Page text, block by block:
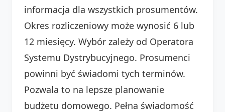
informacja dla wszystkich prosumentów.
Okres rozliczeniowy może wynosić 6 lub
12 miesięcy. Wybór zależy od Operatora
Systemu Dystrybucyjnego. Prosumenci
powinni być świadomi tych terminów.
Pozwala to na lepsze planowanie
budżetu domowego. Pełna świadomość